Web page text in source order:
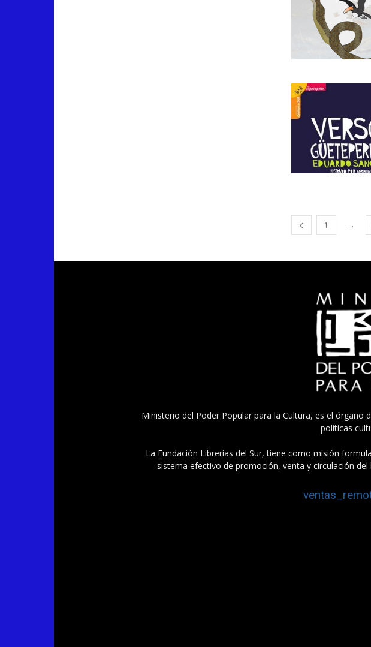
1 ...
Ministerio del Poder Popular para la Cultura, es el
políticas
La Fundación Librerías del Sur, tiene como misión
sistema efectivo de promoción, venta y circulación